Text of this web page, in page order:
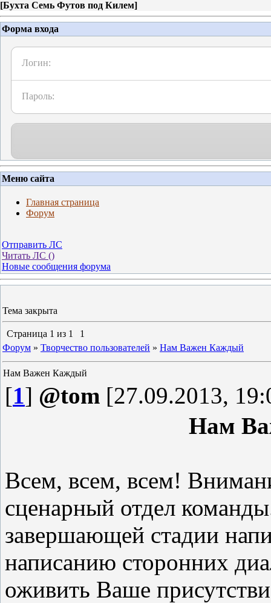
[Бухта Семь Футов под Килем]
Форма входа
Логин:
Пароль:
Меню сайта
Главная страница
Форум
Отправить ЛС
Читать ЛС ()
Новые сообщения форума
Тема закрыта
Страница 1 из 1
1
Форум » Творчество пользователей » Нам Важен Каждый
Нам Важен Каждый
[1] @tom [27.09.2013,
Нам
Всем, всем, всем!
сценарный отдел
завершающей стадии
написанию сторонних
оживить Ваше